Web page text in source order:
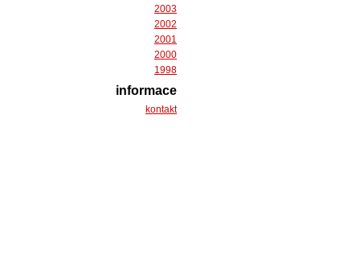
2003
2002
2001
2000
1998
informace
kontakt